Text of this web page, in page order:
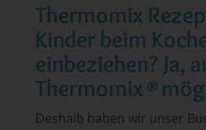
Thermomix
Kinder beim
einbeziehen? Ja,
Thermomix ®
Deshalb haben wir unser